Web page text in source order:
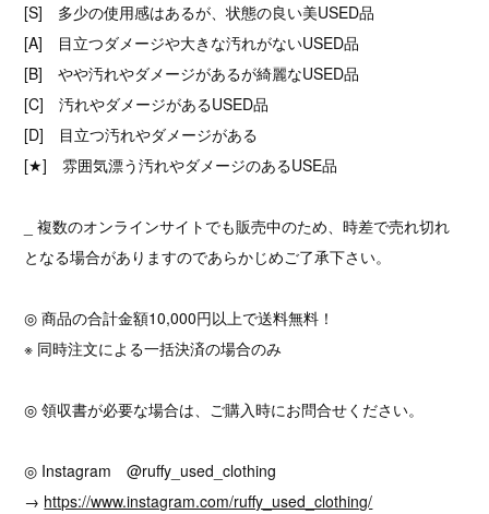
[S] 多少の使用感はあるが、状態の良い美USED品
[A] 目立つダメージや大きな汚れがないUSED品
[B] やや汚れやダメージがあるが綺麗なUSED品
[C] 汚れやダメージがあるUSED品
[D] 目立つ汚れやダメージがある
[★] 雰囲気漂う汚れやダメージのあるUSE品
_ 複数のオンラインサイトでも販売中のため、時差で売れ切れ
となる場合がありますのであらかじめご了承下さい。
◎ 商品の合計金額10,000円以上で送料無料！
※ 同時注文による一括決済の場合のみ
◎ 領収書が必要な場合は、ご購入時にお問合せください。
◎ Instagram @ruffy_used_clothing
→ https://www.instagram.com/ruffy_used_clothing/